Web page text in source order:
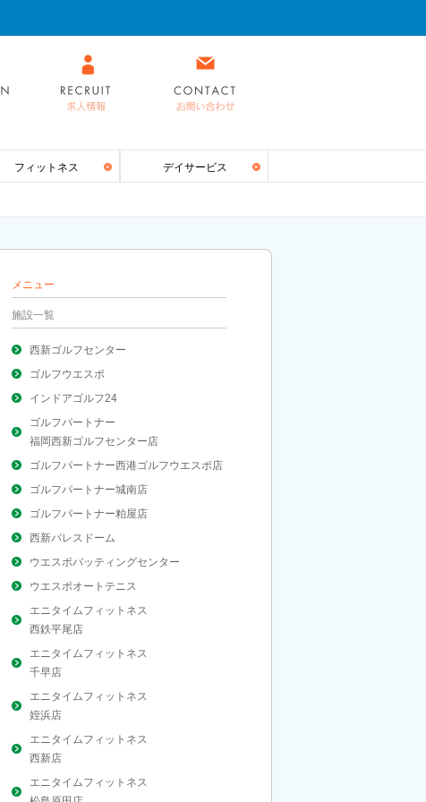
フィットネス デイサービス
メニュー
施設一覧
西新ゴルフセンター
ゴルフウエスポ
インドアゴルフ24
ゴルフパートナー
福岡西新ゴルフセンター店
ゴルフパートナー西港ゴルフウエスポ店
ゴルフパートナー城南店
ゴルフパートナー粕屋店
西新パレスドーム
ウエスポバッティングセンター
ウエスポオートテニス
エニタイムフィットネス
西鉄平尾店
エニタイムフィットネス
千早店
エニタイムフィットネス
姪浜店
エニタイムフィットネス
西新店
エニタイムフィットネス